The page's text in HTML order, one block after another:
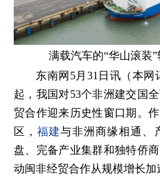
满载汽车的“华山滚装
东南网5月31日讯（本网
起，我国对53个非洲建交国
贸合作迎来历史性窗口期。
区，福建与非洲商缘相通、
盘、完备产业集群和独特侨
动闽非经贸合作从规模增长加